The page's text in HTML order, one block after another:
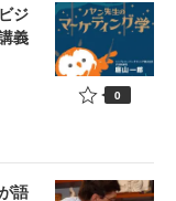
ジ
義
0
語